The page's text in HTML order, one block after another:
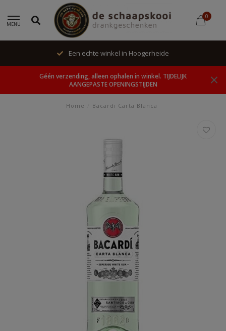
MENU
0
Een echte winkel in Hoogerheide
Géén verzending, alleen ophalen in winkel. TIJDELIJK
AANGEPASTE OPENINGSTIJDEN
Home Bacardi Carta Blanca